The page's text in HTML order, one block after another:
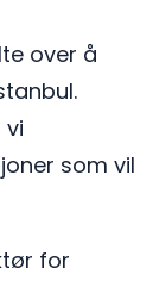
over å
vi
som vil
for